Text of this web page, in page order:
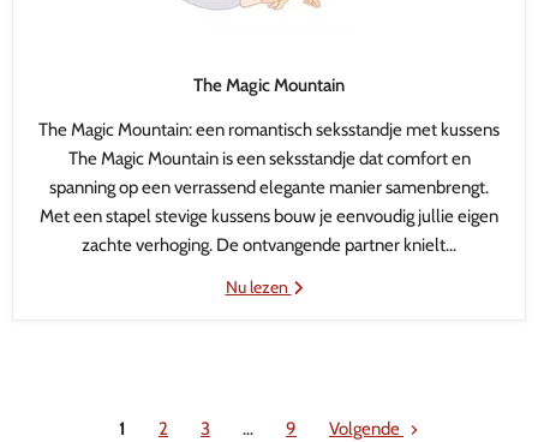
The Magic Mountain
The Magic Mountain: een romantisch seksstandje met kussens
The Magic Mountain is een seksstandje dat comfort en
spanning op een verrassend elegante manier samenbrengt.
Met een stapel stevige kussens bouw je eenvoudig jullie eigen
zachte verhoging. De ontvangende partner knielt...
Nu lezen
1 2 3 … 9 Volgende